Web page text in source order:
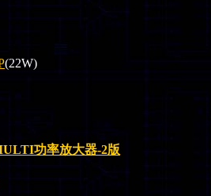
(22W)
功率放大器-2版